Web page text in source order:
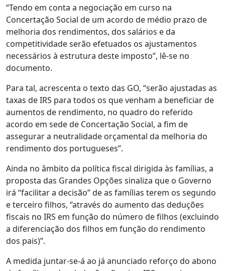
“Tendo em conta a negociação em curso na
Concertação Social de um acordo de médio prazo de
melhoria dos rendimentos, dos salários e da
competitividade serão efetuados os ajustamentos
necessários à estrutura deste imposto”, lê-se no
documento.
Para tal, acrescenta o texto das GO, “serão ajustadas as
taxas de IRS para todos os que venham a beneficiar de
aumentos de rendimento, no quadro do referido
acordo em sede de Concertação Social, a fim de
assegurar a neutralidade orçamental da melhoria do
rendimento dos portugueses”.
Ainda no âmbito da política fiscal dirigida às famílias, a
proposta das Grandes Opções sinaliza que o Governo
irá “facilitar a decisão” de as famílias terem os segundo
e terceiro filhos, “através do aumento das deduções
fiscais no IRS em função do número de filhos (excluindo
a diferenciação dos filhos em função do rendimento
dos pais)”.
A medida juntar-se-á ao já anunciado reforço do abono